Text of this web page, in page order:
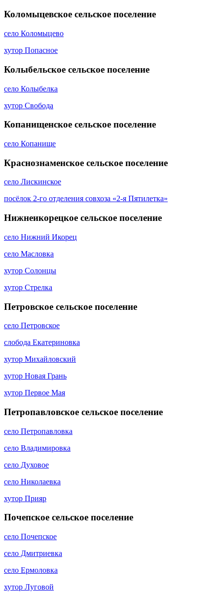
Коломыцевское сельское поселение
село Коломыцево
хутор Попасное
Колыбельское сельское поселение
село Колыбелка
хутор Свобода
Копанищенское сельское поселение
село Копанище
Краснознаменское сельское поселение
село Лискинское
посёлок 2-го отделения совхоза «2-я Пятилетка»
Нижнеикорецкое сельское поселение
село Нижний Икорец
село Масловка
хутор Солонцы
хутор Стрелка
Петровское сельское поселение
село Петровское
слобода Екатериновка
хутор Михайловский
хутор Новая Грань
хутор Первое Мая
Петропавловское сельское поселение
село Петропавловка
село Владимировка
село Духовое
село Николаевка
хутор Прияр
Почепское сельское поселение
село Почепское
село Дмитриевка
село Ермоловка
хутор Луговой